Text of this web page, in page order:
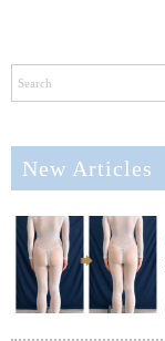
New Articles